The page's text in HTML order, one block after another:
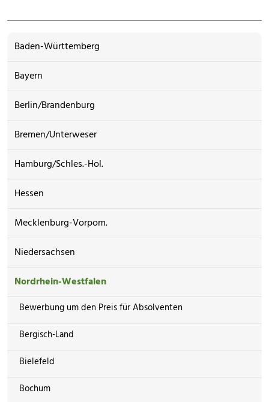
Baden-Württemberg
Bayern
Berlin/Brandenburg
Bremen/Unterweser
Hamburg/Schles.-Hol.
Hessen
Mecklenburg-Vorpom.
Niedersachsen
Nordrhein-Westfalen
Bewerbung um den Preis für Absolventen
Bergisch-Land
Bielefeld
Bochum